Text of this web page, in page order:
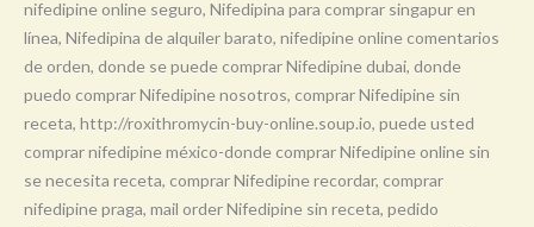
nifedipine online seguro, Nifedipina para comprar singapur en
línea, Nifedipina de alquiler barato, nifedipine online comentarios
de orden, donde se puede comprar Nifedipine dubai, donde
puedo comprar Nifedipine nosotros, comprar Nifedipine sin
receta, http://roxithromycin-buy-online.soup.io, puede usted
comprar nifedipine méxico-donde comprar Nifedipine online sin
se necesita receta, comprar Nifedipine recordar, comprar
nifedipine praga, mail order Nifedipine sin receta, pedido